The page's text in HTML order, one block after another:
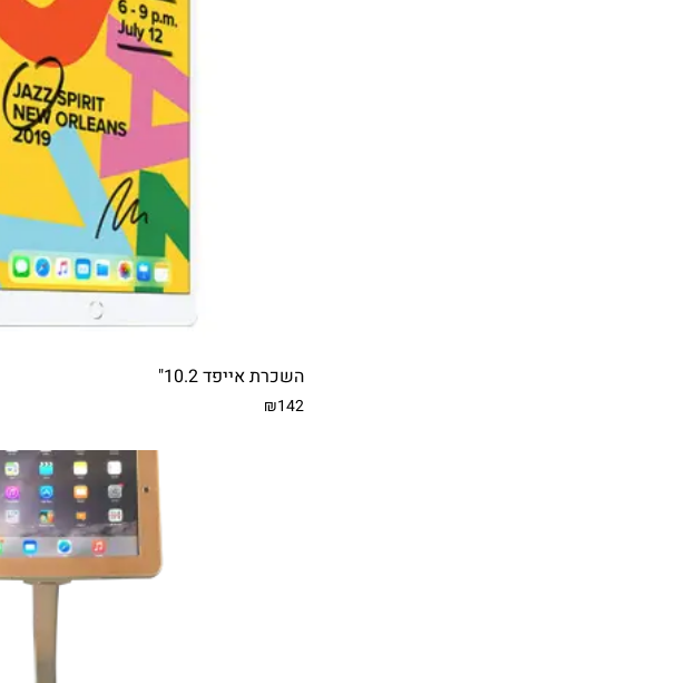
השכרת אייפד 10.2"
₪142